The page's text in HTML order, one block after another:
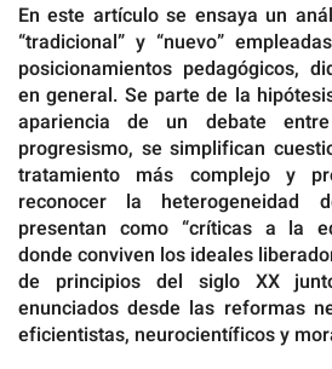
En este artículo se ensaya un
“tradicional” y “nuevo”
posicionamientos pedagógicos,
en general. Se parte de la
apariencia de un debate
progresismo, se simplifican
tratamiento más complejo y
reconocer la heterogeneidad
presentan como “críticas a la
donde conviven los ideales
de principios del siglo XX
enunciados desde las reformas
eficientistas, neurocientíficos y